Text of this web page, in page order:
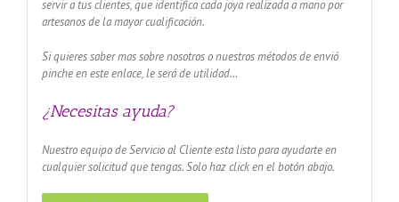
servir a tus clientes, que identifica cada joya realizada a mano por
artesanos de la mayor cualificación.
Si quieres saber mas sobre nosotros o nuestros métodos de envió
pinche en este enlace, le será de utilidad…
¿Necesitas ayuda?
Nuestro equipo de Servicio al Cliente esta listo para ayudarte en
cualquier solicitud que tengas. Solo haz click en el botón abajo.